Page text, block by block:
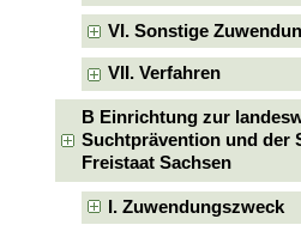
VI. Sonstige
VII. Verfahren
B Einrichtung zur
Suchtprävention und der
Freistaat Sachsen
I. Zuwendungszweck